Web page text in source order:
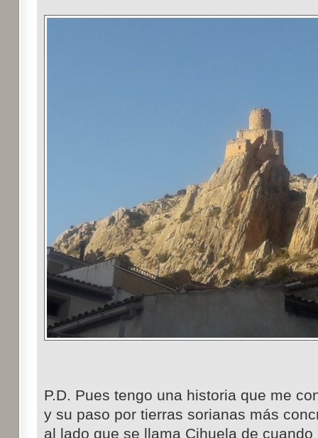
P.D. Pues tengo una historia que me
y su paso por tierras sorianas más
al lado que se llama Cihuela de